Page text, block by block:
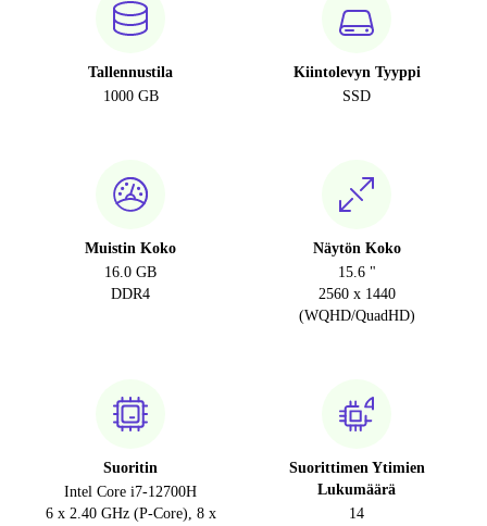
Tallennustila
1000 GB
Kiintolevyn Tyyppi
SSD
Muistin Koko
16.0 GB
DDR4
Näytön Koko
15.6 "
2560 x 1440
(WQHD/QuadHD)
Suoritin
Intel Core i7-12700H
6 x 2.40 GHz (P-Core), 8 x
Suorittimen Ytimien
Lukumäärä
14